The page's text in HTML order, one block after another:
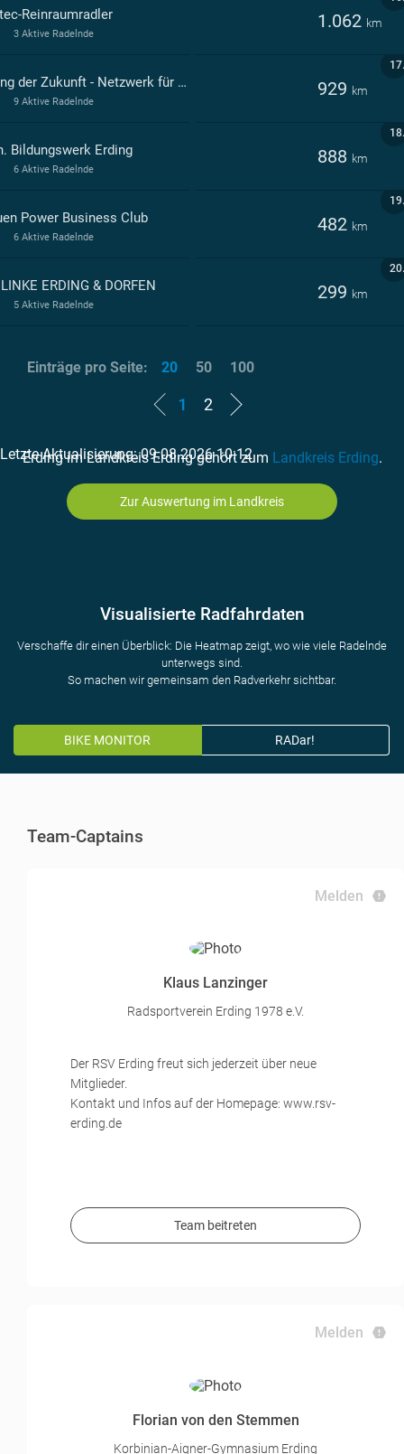
Reinraumradler 1.062 km
3 Aktive Radelnde
17.
Erding der Zukunft - Netzwerk für Nachhaltigkeit 929 km
9 Aktive Radelnde
18.
Bildungswerk Erding 888 km
6 Aktive Radelnde
19.
Power Business Club 482 km
6 Aktive Radelnde
20.
ERDING & DORFEN 299 km
5 Aktive Radelnde
1 2
Letzte Aktualisierung: 09.08.2026 10:12
Einträge pro Seite: 20 50 100
Erding im Landkreis Erding gehört zum Landkreis Erding.
Zur Auswertung im Landkreis
Visualisierte Radfahrdaten
Verschaffe dir einen Überblick: Die Heatmap zeigt, wo wie viele Radelnde
unterwegs sind.
So machen wir gemeinsam den Radverkehr sichtbar.
BIKE MONITOR RADar!
Team-Captains
Melden
Klaus Lanzinger
Radsportverein Erding 1978 e.V.
Der RSV Erding freut sich jederzeit über neue
Mitglieder.
Kontakt und Infos auf der Homepage: www.rsv-
erding.de
Team beitreten
Melden
Florian von den Stemmen
Korbinian-Aigner-Gymnasium Erding